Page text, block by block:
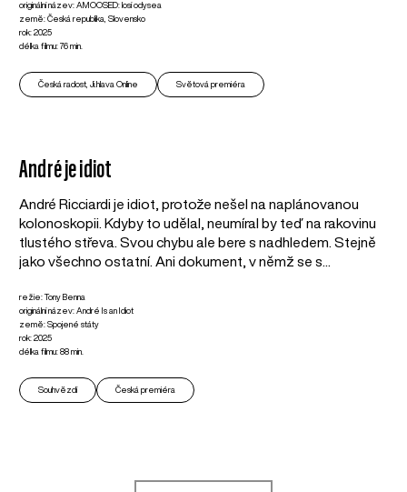
originální název: AMOOSED: losí odysea
země: Česká republika, Slovensko
rok: 2025
délka filmu: 76 min.
Česká radost, Ji.hlava Online Světová premiéra
André je idiot
André Ricciardi je idiot, protože nešel na naplánovanou
kolonoskopii. Kdyby to udělal, neumíral by teď na rakovinu
tlustého střeva. Svou chybu ale bere s nadhledem. Stejně
jako všechno ostatní. Ani dokument, v němž se s...
režie: Tony Benna
originální název: André Is an Idiot
země: Spojené státy
rok: 2025
délka filmu: 88 min.
Souhvězdí Česká premiéra